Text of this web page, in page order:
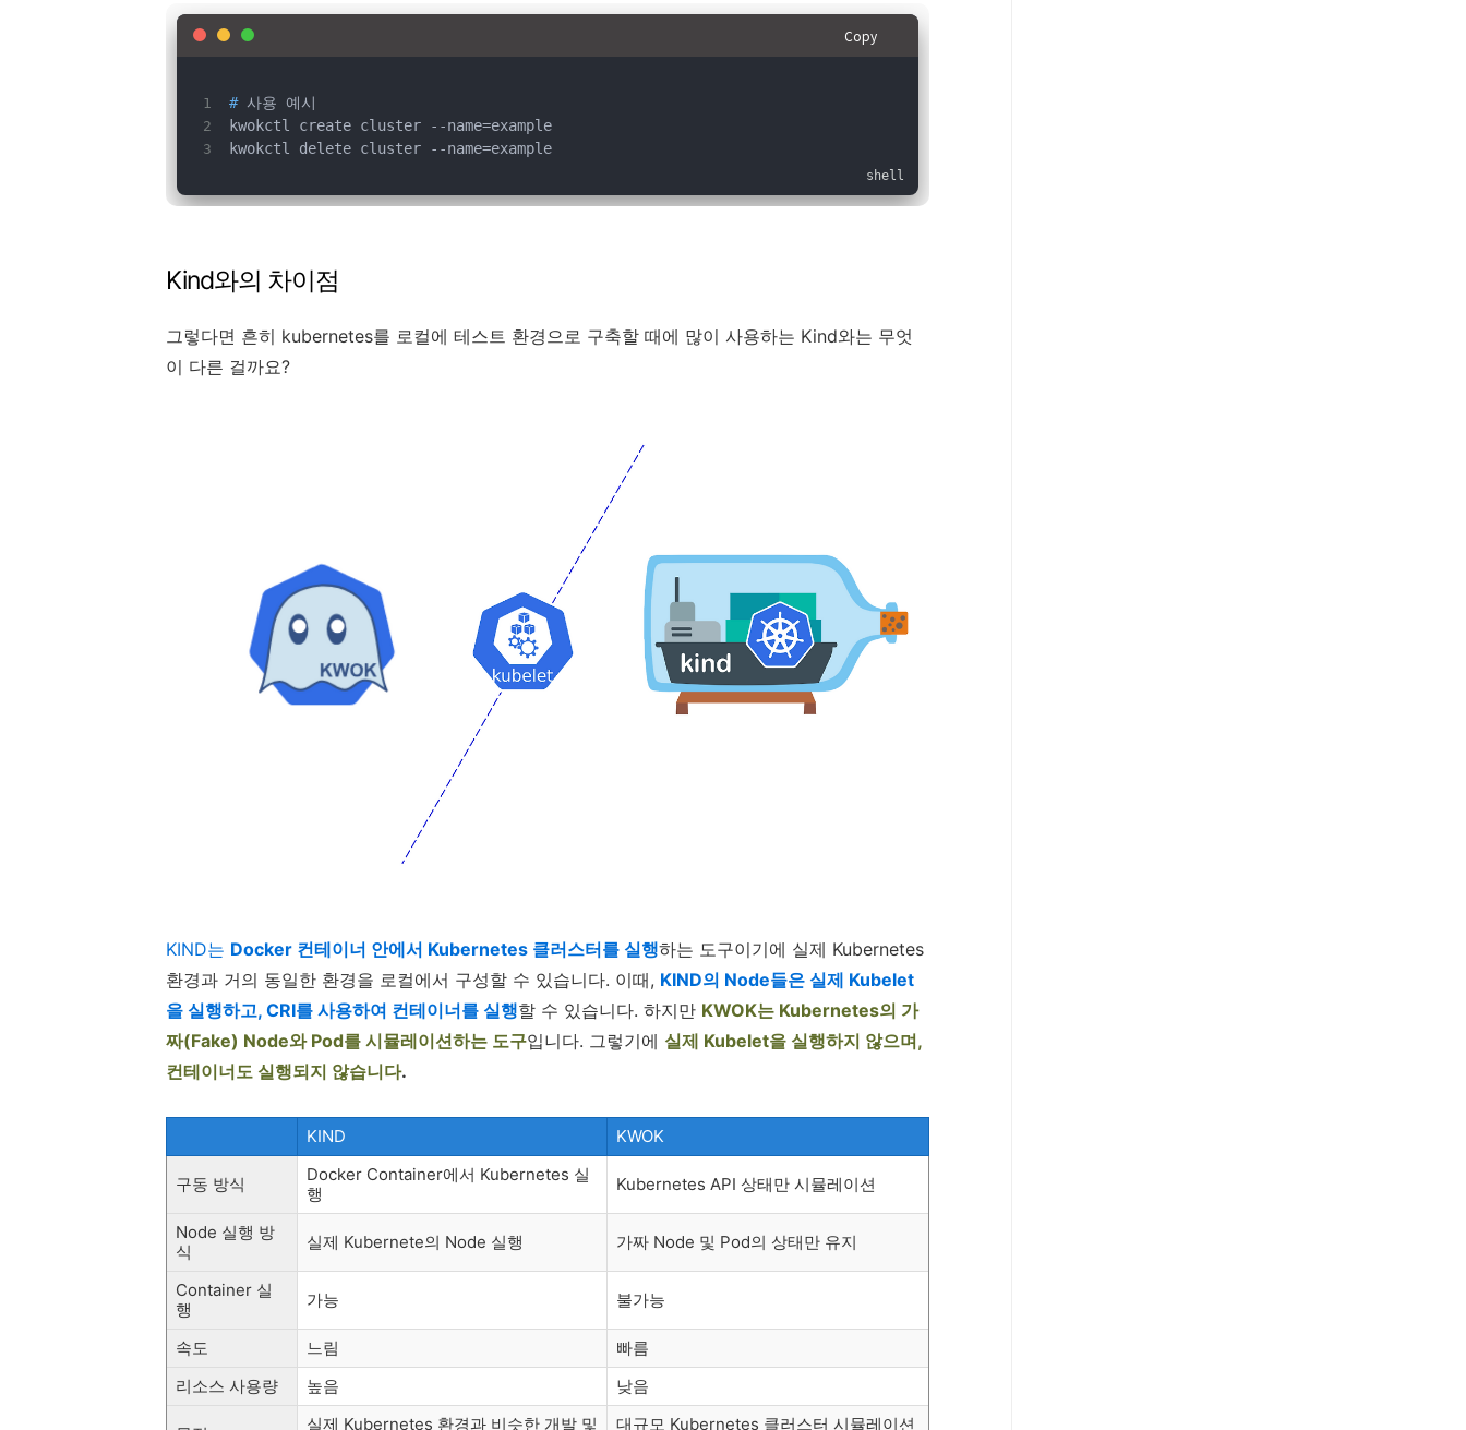
Copy
# 사용 예시
kwokctl create cluster --name=example
kwokctl delete cluster --name=example
Kind와의 차이점
그렇다면 흔히 kubernetes를 로컬에 테스트 환경으로 구축할 때에 많이 사용하는 Kind와는 무엇
이 다른 걸까요?
KIND는 Docker 컨테이너 안에서 Kubernetes 클러스터를 실행하는 도구이기에 실제 Kubernetes
환경과 거의 동일한 환경을 로컬에서 구성할 수 있습니다. 이때, KIND의 Node들은 실제 Kubelet
을 실행하고, CRI를 사용하여 컨테이너를 실행할 수 있습니다. 하지만 KWOK는 Kubernetes의 가
짜(Fake) Node와 Pod를 시뮬레이션하는 도구입니다. 그렇기에 실제 Kubelet을 실행하지 않으며,
컨테이너도 실행되지 않습니다.
KIND KWOK
구동 방식
Docker Container에서 Kubernetes 실
행
Kubernetes API 상태만 시뮬레이션
Node 실행 방
식
실제 Kubernete의 Node 실행 가짜 Node 및 Pod의 상태만 유지
Container 실
행
가능 불가능
속도 느림
빠름
리소스 사용량
높음 낮음
실제 Kubernetes 환경과 비슷한 개발 및 대규모 Kubernetes 클러스터 시뮬레이션